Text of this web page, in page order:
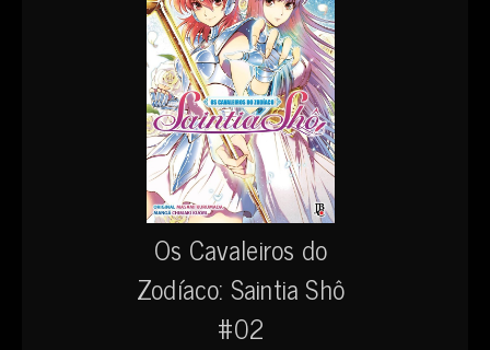
Os Cavaleiros do
Zodíaco: Saintia Shô
#02